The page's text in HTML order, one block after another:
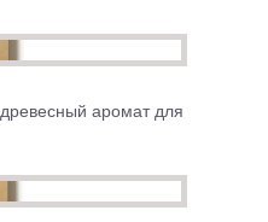
аромат для